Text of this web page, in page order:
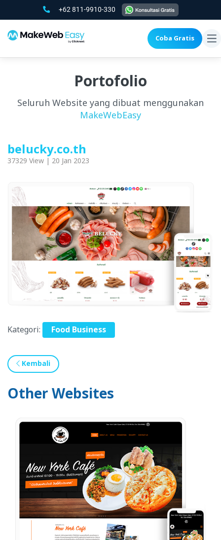
+62 811-9910-330
Coba Gratis
Portofolio
Seluruh Website yang dibuat menggunakan
MakeWebEasy
belucky.co.th
37329 View | 20 Jan 2023
Kategori: Food Business
Kembali
Other Websites